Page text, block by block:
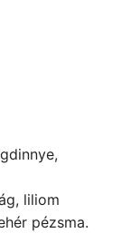
liliom
pézsma.